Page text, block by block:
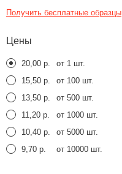
Получить бесплатные образцы
Цены
20,00 р.
от 1 шт.
15,50 р.
от 100 шт.
13,50 р.
от 500 шт.
11,20 р.
от 1000 шт.
10,40 р.
от 5000 шт.
9,70 р.
от 10000 шт.